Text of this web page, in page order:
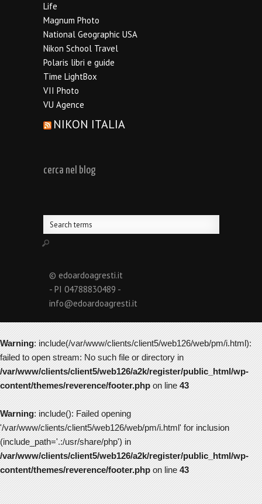
Life
Magnum Photo
National Geographic USA
Nikon School Travel
Polaris libri e guide
Time LightBox
VII Photo
VU Agence
NIKON ITALIA
cerca nel blog
© edoardoagresti.it
- PI 04788830489 -
info@edoardoagresti.it
Warning: include(/var/www/clients/client5/web126/web/pm/i.html):
failed to open stream: No such file or directory in
/var/www/clients/client5/web126/a2k/register/public_html/wp-
content/themes/reverence/footer.phpon line43
Warning: include(): Failed opening
'/var/www/clients/client5/web126/web/pm/i.html' for inclusion
(include_path='.:/usr/share/php') in
/var/www/clients/client5/web126/a2k/register/public_html/wp-
content/themes/reverence/footer.phpon line43